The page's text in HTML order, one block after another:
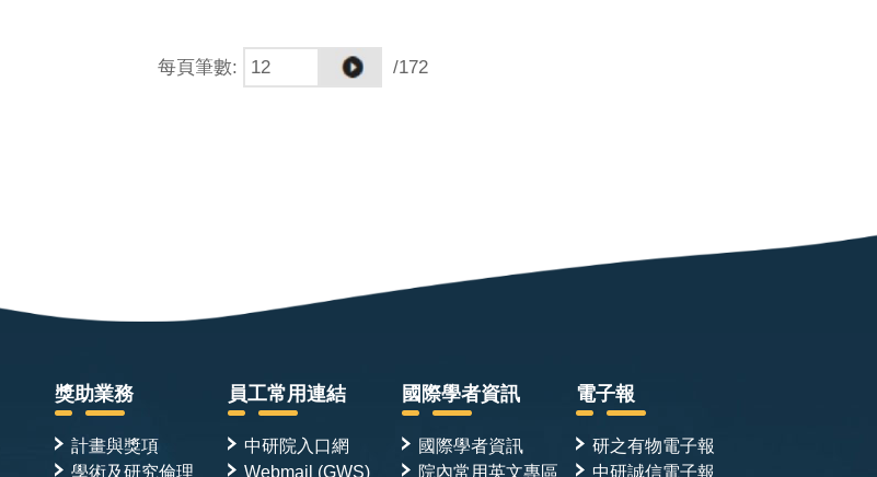
每頁筆數: /172
獎助業務
計畫與獎項
學術及研究倫理
員工常用連結
中研院入口網
Webmail (GWS)
國際學者資訊
國際學者資訊
院內常用英文專區
電子報
研之有物電子報
中研誠信電子報